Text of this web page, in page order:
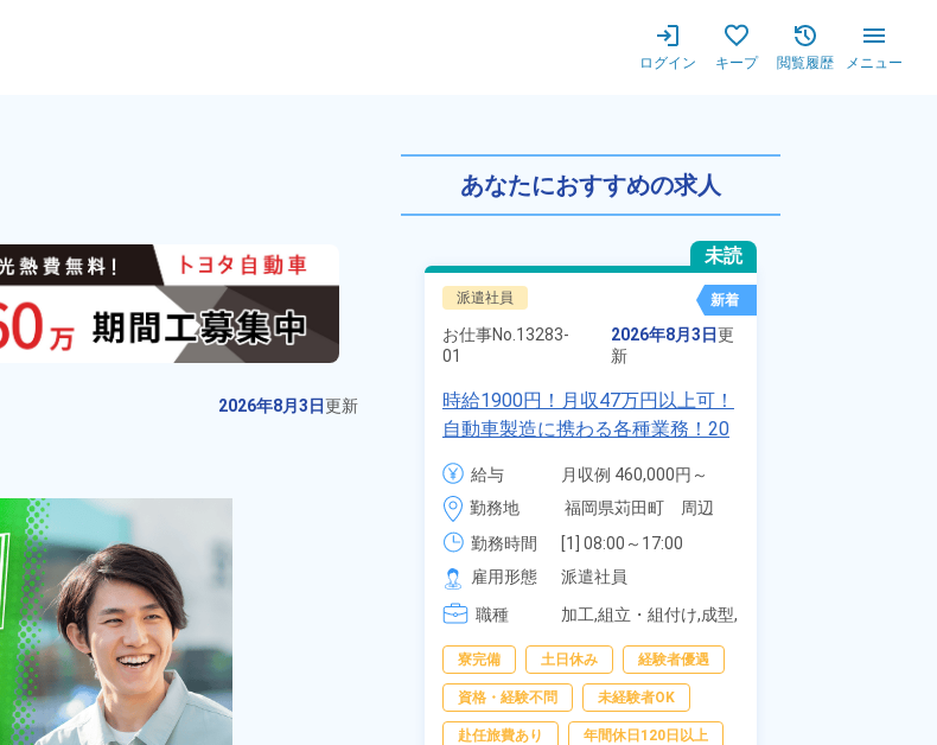
ログイン キープ 閲覧履歴 メニュー
シンオペレーター業務！未経験でも時給1,300円
2026年8月3日更新
あなたにおすすめの求人
お仕事No.11581-
02
2026年8月3日
新
輸送機器パネルの製造・加工 ！未
経験歓迎★20代～40代の男女活躍
備品付きワンルームの寮完備！赴
任旅費会社負担◎日払い制度あ
り！《群馬県太田市》
勤務地
群馬県太田市　周辺
[3] 07:00～15:45
雇用形態
派遣社員
職種
加工,組立・組付け,成型,
板金・塗装,マシンオペ
レーター,バリ取り・研
磨,検査
未経験者OK 男性活躍中
女性活躍中 赴任旅費あり
経験者優遇
未読
派遣社員 新着
お仕事No. 13283-
01
2026年8月3日更
新
時給1900円！月収47万円以上可！
自動車製造に携わる各種業務！20
代～40代の男女活躍中★ワンルー
ム寮無料！マイカー通勤OK！無料
駐車場あり！赴任旅費会社負担！
社員食堂あり！日払いあり！土日
休み！特別賞与90万円支給！《福
岡県京都郡苅田町》
給与
月収例 460,000円～
480,000円
時給 1,900円～1,900円
勤務地
福岡県苅田町　周辺
勤務時間
[1] 08:00～17:00
[2] 20:00～05:00
[3] 06:30～15:00
[4] 14:30～23:00
雇用形態
派遣社員
職種
加工,組立・組付け,成型,
オペレーター,部品供
給・充填・運搬,検査,物
流・配送
寮完備 土日休み 経験者優遇
資格・経験不問 未経験者OK
赴任旅費あり 年間休日120日以上